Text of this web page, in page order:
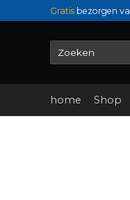
Gratis bezorgen
Zoeken
home Shop